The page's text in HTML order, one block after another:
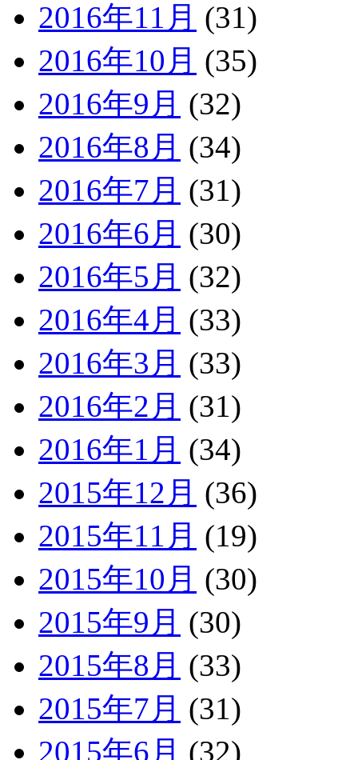
2016年11月 (31)
2016年10月 (35)
2016年9月 (32)
2016年8月 (34)
2016年7月 (31)
2016年6月 (30)
2016年5月 (32)
2016年4月 (33)
2016年3月 (33)
2016年2月 (31)
2016年1月 (34)
2015年12月 (36)
2015年11月 (19)
2015年10月 (30)
2015年9月 (30)
2015年8月 (33)
2015年7月 (31)
2015年6月 (32)